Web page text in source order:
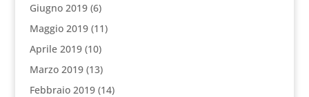
Giugno 2019(6)
Maggio 2019(11)
Aprile 2019(10)
Marzo 2019(13)
Febbraio 2019(14)